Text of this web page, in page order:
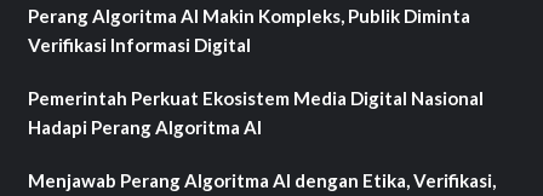
Perang Algoritma AI Makin Kompleks, Publik Diminta
Verifikasi Informasi Digital
Pemerintah Perkuat Ekosistem Media Digital Nasional
Hadapi Perang Algoritma AI
Menjawab Perang Algoritma AI dengan Etika, Verifikasi,